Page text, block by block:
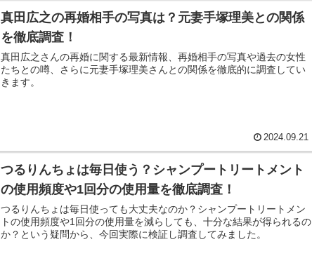
真田広之の再婚相手の写真は？元妻手塚理美との関係
を徹底調査！
真田広之さんの再婚に関する最新情報、再婚相手の写真や過去の女性
たちとの噂、さらに元妻手塚理美さんとの関係を徹底的に調査してい
きます。
2024.09.21
つるりんちょは毎日使う？シャンプートリートメント
の使用頻度や1回分の使用量を徹底調査！
つるりんちょは毎日使っても大丈夫なのか？シャンプートリートメン
トの使用頻度や1回分の使用量を減らしても、十分な結果が得られるの
か？という疑問から、今回実際に検証し調査してみました。